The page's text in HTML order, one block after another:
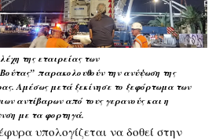
της εταιρείας των
παρακολουθούν την ανύψωση της
Αμέσως μετά ξεκίνησε το ξεφόρτωμα των
αντίβαρων από τους γερανούς και η
με τα φορτηγά.
υπολογίζεται να δοθεί στην